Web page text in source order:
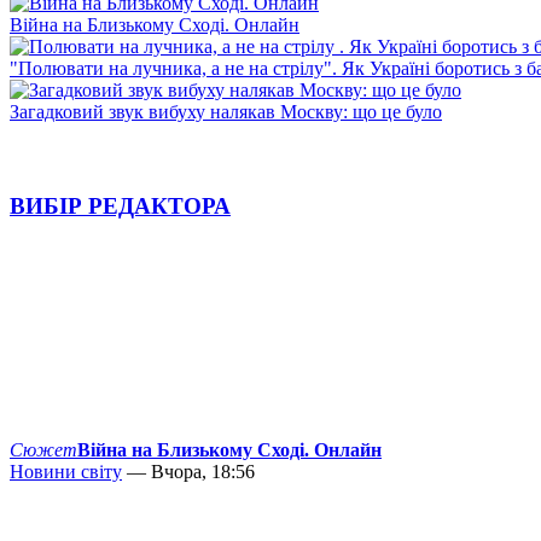
Війна на Близькому Сході. Онлайн
"Полювати на лучника, а не на стрілу". Як Україні боротись з
Загадковий звук вибуху налякав Москву: що це було
ВИБІР РЕДАКТОРА
СюжетВійна на Близькому Сході. Онлайн
Новини світу — Вчора, 18:56